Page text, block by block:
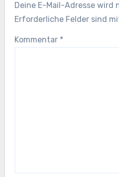
Deine E-Mail-Adresse
Erforderliche Felder sind
Kommentar *